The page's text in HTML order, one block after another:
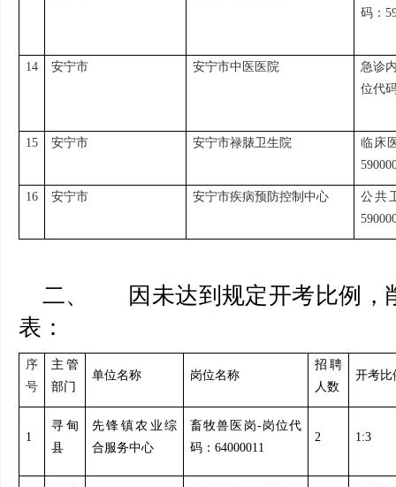
码：
14 安宁市 安宁市中医医院
急诊
位代
15 安宁市 安宁市禄脿卫生院
临床
16 安宁市 安宁市疾病预防控制中心
公共
二、 因未达到规定开考比例，
表：
序
号
主管
部门
单位名称 岗位名称
招聘
人数
开考比
1
寻甸
县
先锋镇农业综
合服务中心
畜牧兽医岗-岗位代
码：64000011
2 1:3